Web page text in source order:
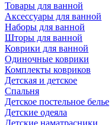
Товары для ванной
Аксессуары для ванной
Наборы для ванной
Шторы для ванной
Коврики для ванной
Одиночные коврики
Комплекты ковриков
Детская и детское
Спальня
Детское постельное белье
Детские одеяла
Детские наматрасники